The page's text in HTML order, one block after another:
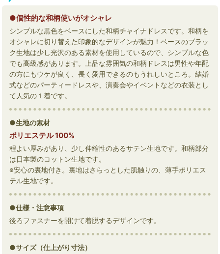
●個性的な和柄使いがオシャレ
シンプルな黒色をベースにした和柄チャイナドレスです。和柄を
オシャレに切り替えた印象的なデザインが魅力！ベースのブラッ
ク生地は少し光沢のある素材を使用しているので、シンプルな色
でも高級感があります。上品な雰囲気の和柄ドレスは男性や年配
の方にもウケが良く、長く愛用できるのもうれしいところ。結婚
式などのパーティードレスや、演奏会やイベントなどの衣装とし
て人気の１着です。
●生地の素材
ポリエステル 100%
程よい厚みがあり、少し伸縮性のあるサテン生地です。和柄部分
は日本製のコットン生地です。
※安心の裏地付き。裏地はさらっとした肌触りの、薄手ポリエス
テル生地です。
●仕様・注意事項
後ろファスナーを開けて着脱するデザインです。
●サイズ（仕上がり寸法）